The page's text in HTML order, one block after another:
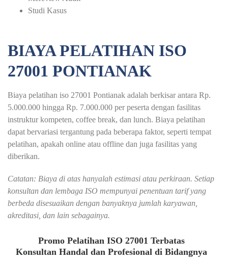
Studi Kasus
BIAYA PELATIHAN ISO
27001 PONTIANAK
Biaya pelatihan iso 27001 Pontianak adalah berkisar antara Rp.
5.000.000 hingga Rp. 7.000.000 per peserta dengan fasilitas
instruktur kompeten, coffee break, dan lunch. Biaya pelatihan
dapat bervariasi tergantung pada beberapa faktor, seperti tempat
pelatihan, apakah online atau offline dan juga fasilitas yang
diberikan.
Catatan: Biaya di atas hanyalah estimasi atau perkiraan. Setiap
konsultan dan lembaga ISO mempunyai penentuan tarif yang
berbeda disesuaikan dengan banyaknya jumlah karyawan,
akreditasi, dan lain sebagainya.
Promo Pelatihan ISO 27001 Terbatas
Konsultan Handal dan Profesional di Bidangnya